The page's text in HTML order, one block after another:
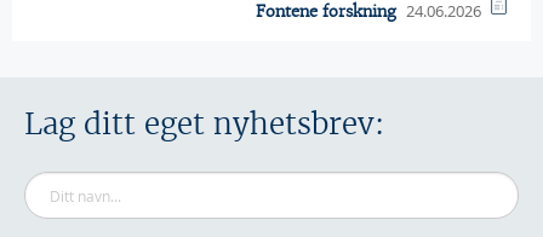
Fontene forskning 24.06.2026
Lag ditt eget nyhetsbrev: